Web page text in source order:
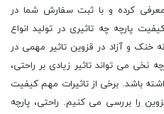
معرفی کرده و با ثبت سفارش شما در
پارچه چه تاثیری در تولید انواع
خنک و آزاد در قزوین تاثیر مهمی در
نخی می تواند تاثیر زیادی بر راحتی،
باشد. برخی از تاثیرات مهم کیفیت
را بررسی می کنیم. راحتی، پارچه